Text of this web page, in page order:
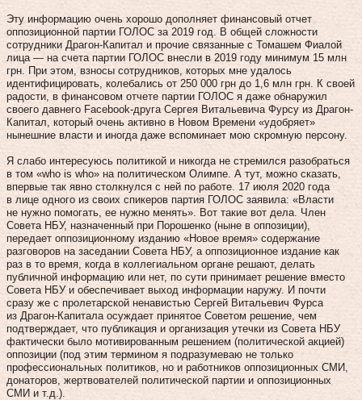
Эту информацию очень хорошо дополняет финансовый отчет
оппозиционной партии ГОЛОС за 2019 год. В общей сложности
сотрудники Драгон-Капитал и прочие связанные с Томашем Фиалой
лица — на счета партии ГОЛОС внесли в 2019 году минимум 15 млн
грн. При этом, взносы сотрудников, которых мне удалось
идентифицировать, колебались от 250 000 грн до 1,6 млн грн. К своей
радости, в финансовом отчете партии ГОЛОС я даже обнаружил
своего давнего Facebook-друга Сергея Витальевича Фурсу из Драгон-
Капитал, который очень активно в Новом Времени «удобряет»
нынешние власти и иногда даже вспоминает мою скромную персону.
Я слабо интересуюсь политикой и никогда не стремился разобраться
в том «who is who» на политическом Олимпе. А тут, можно сказать,
впервые так явно столкнулся с ней по работе. 17 июля 2020 года
в лице одного из своих спикеров партия ГОЛОС заявила: «Власти
не нужно помогать, ее нужно менять». Вот такие вот дела. Член
Совета НБУ, назначенный при Порошенко (ныне в оппозиции),
передает оппозиционному изданию «Новое время» содержание
разговоров на заседании Совета НБУ, а оппозиционное издание как
раз в то время, когда в коллегиальном органе решают, делать
публичной информацию или нет, по сути принимает решение вместо
Совета НБУ и обеспечивает выход информации наружу. И почти
сразу же с пролетарской ненавистью Сергей Витальевич Фурса
из Драгон-Капитала осуждает принятое Советом решение, чем
подтверждает, что публикация и организация утечки из Совета НБУ
фактически было мотивированным решением (политической акцией)
оппозиции (под этим термином я подразумеваю не только
профессиональных политиков, но и работников оппозиционных СМИ,
донаторов, жертвователей политической партии и оппозиционных
СМИ и т.д.).